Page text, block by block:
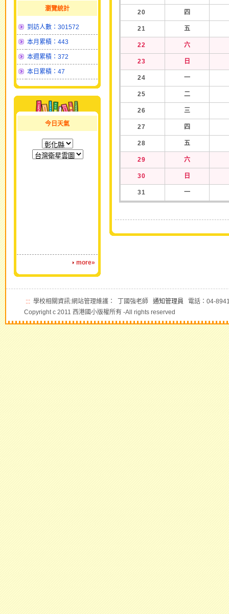
瀏覽統計
到訪人數：301572
本月累積：443
本週累積：372
本日累積：47
今日天氣
more»
20 四
21 五
22 六
23 日
24 一
25 二
26 三
27 四
28 五
29 六
30 日
31 一
::: 學校相關資訊:網站管理維護： 丁國強老師 通知管理員 電話：04-
Copyright c 2011 西港國小版權所有 -All rights reserved